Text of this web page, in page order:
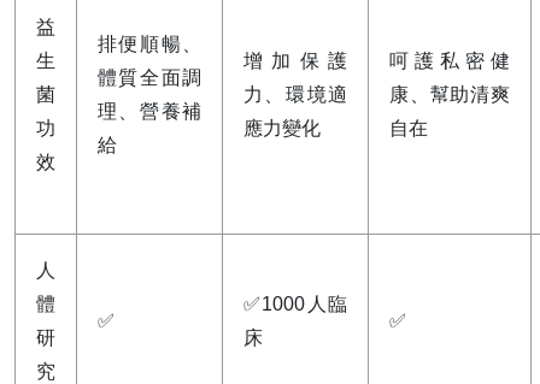
益
生
菌
功
效
排便順暢、
體質全面調
理、營養補
給
增加保護
力、環境適
應力變化
呵護私密健
康、幫助清爽
自在
人
體
研
究
✅
✅1000人臨
床
✅